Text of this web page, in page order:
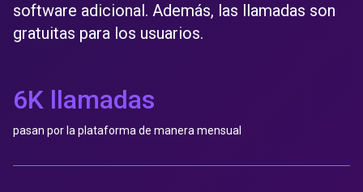
software adicional. Además, las llamadas son
gratuitas para los usuarios.
6K llamadas
pasan por la plataforma de manera mensual